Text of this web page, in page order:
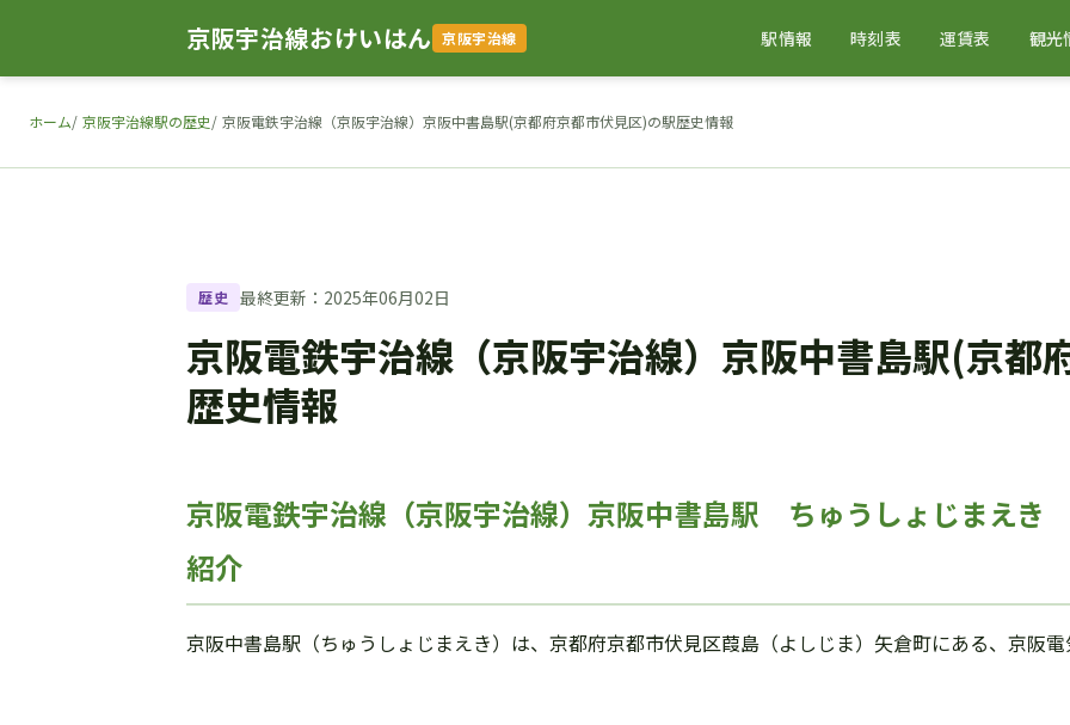
京阪宇治線おけいはん 京阪宇治線 駅情報 時刻表 運賃表 観光
ホーム 京阪宇治線駅の歴史 京阪電鉄宇治線（京阪宇治線）京阪中書島駅(京都府京都市伏見区)の駅歴史情報
歴史 最終更新：2025年06月02日
京阪電鉄宇治線（京阪宇治線）京阪中書島駅(京都
歴史情報
京阪電鉄宇治線（京阪宇治線）京阪中書島駅 ちゅうしょじまえき
紹介
京阪中書島駅（ちゅうしょじまえき）は、京都府京都市伏見区葭島（よしじま）矢倉町にある、京阪電